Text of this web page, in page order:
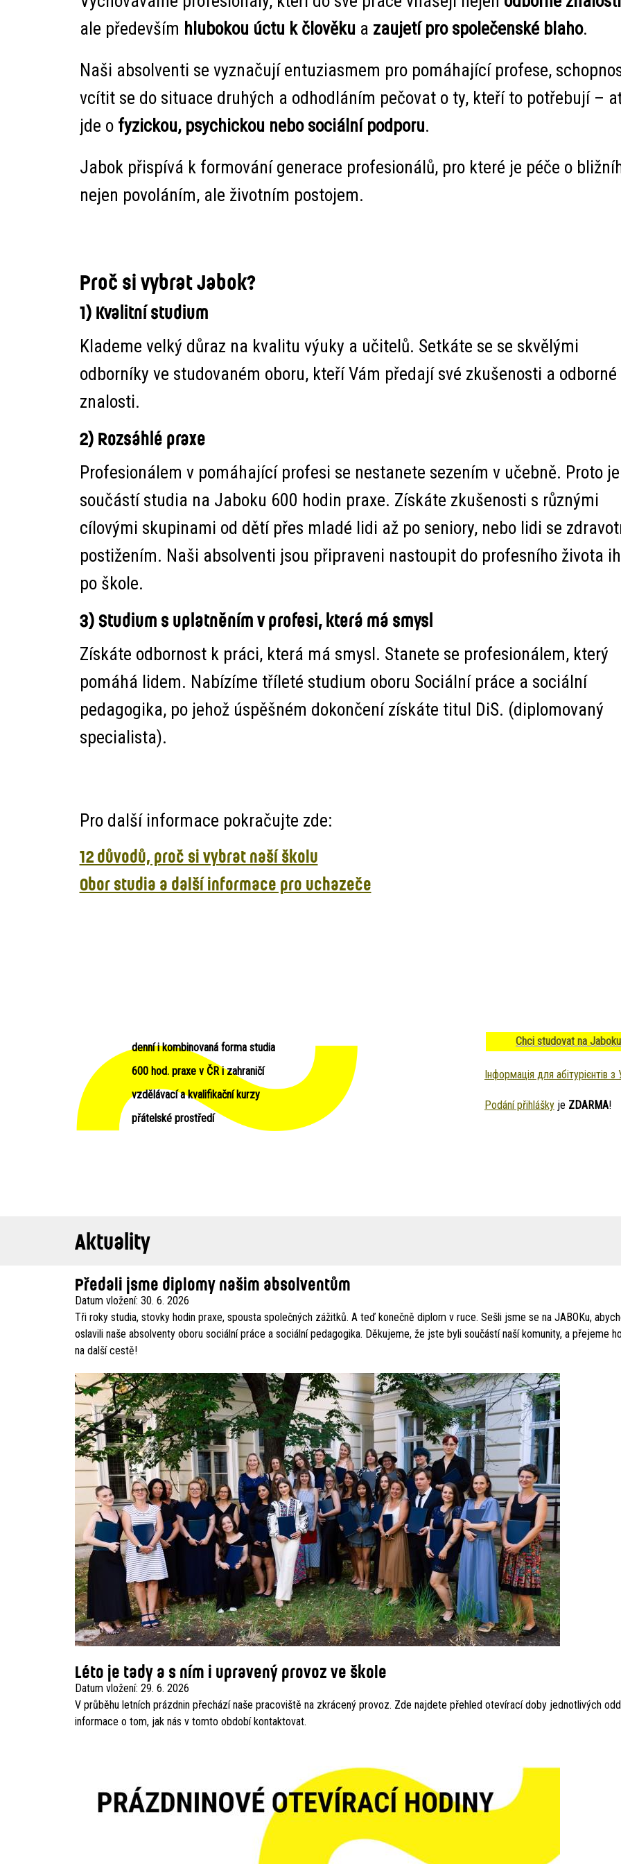
ale především hlubokou úctu k člověku a zaujetí pro společenské blaho.
Naši absolventi se vyznačují entuziasmem pro pomáhající profese,
vcítit se do situace druhých a odhodláním pečovat o ty, kteří to potřebují –
jde o fyzickou, psychickou nebo sociální podporu.
Jabok přispívá k formování generace profesionálů, pro které je péče o
nejen povoláním, ale životním postojem.
Proč si vybrat Jabok?
1) Kvalitní studium
Klademe velký důraz na kvalitu výuky a učitelů. Setkáte se se skvělými
odborníky ve studovaném oboru, kteří Vám předají své zkušenosti a odborné
znalosti.
2) Rozsáhlé praxe
Profesionálem v pomáhající profesi se nestanete sezením v učebně. Proto je
součástí studia na Jaboku 600 hodin praxe. Získáte zkušenosti s různými
cílovými skupinami od dětí přes mladé lidi až po seniory, nebo lidi se
postižením. Naši absolventi jsou připraveni nastoupit do profesního života
po škole.
3) Studium s uplatněním v profesi, která má smysl
Získáte odbornost k práci, která má smysl. Stanete se profesionálem, který
pomáhá lidem. Nabízíme tříleté studium oboru Sociální práce a sociální
pedagogika, po jehož úspěšném dokončení získáte titul DiS. (diplomovaný
specialista).
Pro další informace pokračujte zde:
12 důvodů, proč si vybrat naší školu
Obor studia a další informace pro uchazeče
denní i kombinovaná forma studia
600 hod. praxe v ČR i zahraničí
vzdělávací a kvalifikační kurzy
přátelské prostředí
Chci studovat na Jaboku
Інформація для абітурієнтів з
Podání přihlášky je ZDARMA!
Aktuality
Předali jsme diplomy našim absolventům
Datum vložení: 30. 6. 2026
Tři roky studia, stovky hodin praxe, spousta společných zážitků. A teď konečně diplom v ruce. Sešli jsme se na JABOKu,
oslavili naše absolventy oboru sociální práce a sociální pedagogika. Děkujeme, že jste byli součástí naší komunity, a přejeme
na další cestě!
Léto je tady a s ním i upravený provoz ve škole
Datum vložení: 29. 6. 2026
V průběhu letních prázdnin přechází naše pracoviště na zkrácený provoz. Zde najdete přehled otevírací doby jednotlivých
informace o tom, jak nás v tomto období kontaktovat.